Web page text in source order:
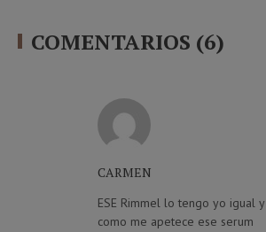
COMENTARIOS (6)
CARMEN
ESE Rimmel lo tengo yo igual
como me apetece ese serum